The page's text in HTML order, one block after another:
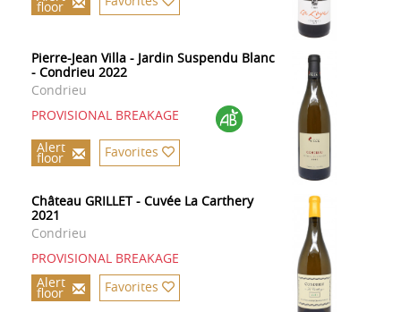
floor
Pierre-Jean Villa - Jardin Suspendu Blanc
- Condrieu 2022
Condrieu
PROVISIONAL BREAKAGE
Alert
floor Favorites
Château GRILLET - Cuvée La Carthery
2021
Condrieu
PROVISIONAL BREAKAGE
Alert
floor Favorites